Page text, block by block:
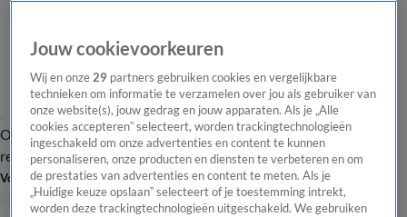
Overzicht Laatste nieuws Regionieuws Het beste van Hart
Tip de
redactie
Volg Hart van Nederland
Jouw cookievoorkeuren
Wij en onze29 partners gebruiken cookies en vergelijkbare
technieken om informatie te verzamelen over jou als gebruiker van
onze website(s), jouw gedrag en jouw apparaten. Als je „Alle
cookies accepteren” selecteert, worden trackingtechnologieën
ingeschakeld om onze advertenties en content te kunnen
personaliseren, onze producten en diensten te verbeteren en om
de prestaties van advertenties en content te meten. Als je
„Huidige keuze opslaan” selecteert of je toestemming intrekt,
worden deze trackingtechnologieën uitgeschakeld. We gebruiken